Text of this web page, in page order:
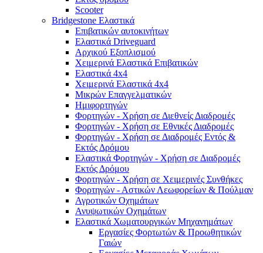
Scooter
Bridgestone Ελαστικά
Επιβατικών αυτοκινήτων
Ελαστικά Driveguard
Αρχικού Εξοπλισμού
Χειμερινά Ελαστικά Επιβατικών
Ελαστικά 4x4
Χειμερινά Ελαστικά 4x4
Μικρών Επαγγελματικών
Ημιφορτηγών
Φορτηγών - Χρήση σε Διεθνείς Διαδρομές
Φορτηγών - Χρήση σε Εθνικές Διαδρομές
Φορτηγών - Χρήση σε Διαδρομές Εντός &
Εκτός Δρόμου
Ελαστικά Φορτηγών - Χρήση σε Διαδρομές
Εκτός Δρόμου
Φορτηγών - Χρήση σε Χειμερινές Συνθήκες
Φορτηγών - Αστικών Λεωφορείων & Πούλμαν
Αγροτικών Οχημάτων
Ανυψωτικών Οχηµάτων
Ελαστικά Χωματουργικών Μηχανημάτων
Εργασίες Φορτωτών & Προωθητικών
Γαιών